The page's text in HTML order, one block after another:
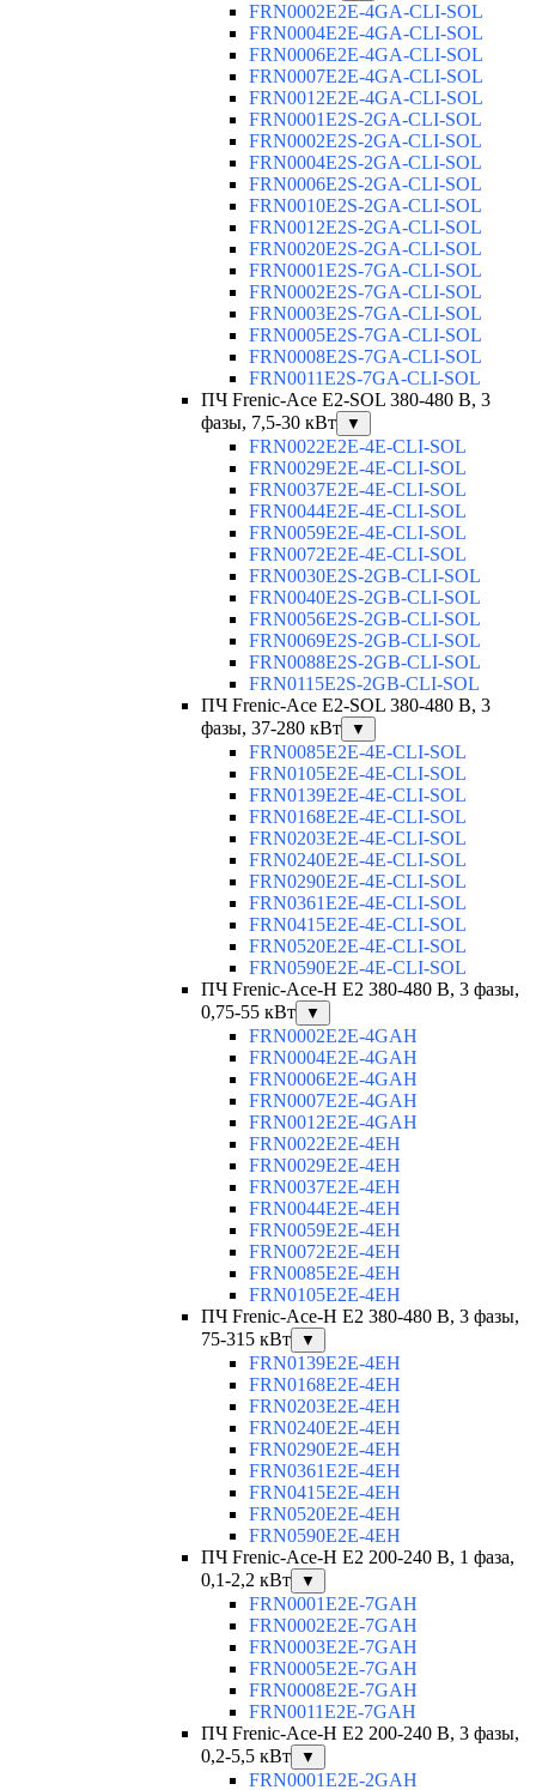
FRN0002E2E-4GA-CLI-SOL
FRN0004E2E-4GA-CLI-SOL
FRN0006E2E-4GA-CLI-SOL
FRN0007E2E-4GA-CLI-SOL
FRN0012E2E-4GA-CLI-SOL
FRN0001E2S-2GA-CLI-SOL
FRN0002E2S-2GA-CLI-SOL
FRN0004E2S-2GA-CLI-SOL
FRN0006E2S-2GA-CLI-SOL
FRN0010E2S-2GA-CLI-SOL
FRN0012E2S-2GA-CLI-SOL
FRN0020E2S-2GA-CLI-SOL
FRN0001E2S-7GA-CLI-SOL
FRN0002E2S-7GA-CLI-SOL
FRN0003E2S-7GA-CLI-SOL
FRN0005E2S-7GA-CLI-SOL
FRN0008E2S-7GA-CLI-SOL
FRN0011E2S-7GA-CLI-SOL
ПЧ Frenic-Ace E2-SOL 380-480 В, 3
фазы, 7,5-30 кВт
▼
FRN0022E2E-4E-CLI-SOL
FRN0029E2E-4E-CLI-SOL
FRN0037E2E-4E-CLI-SOL
FRN0044E2E-4E-CLI-SOL
FRN0059E2E-4E-CLI-SOL
FRN0072E2E-4E-CLI-SOL
FRN0030E2S-2GB-CLI-SOL
FRN0040E2S-2GB-CLI-SOL
FRN0056E2S-2GB-CLI-SOL
FRN0069E2S-2GB-CLI-SOL
FRN0088E2S-2GB-CLI-SOL
FRN0115E2S-2GB-CLI-SOL
ПЧ Frenic-Ace E2-SOL 380-480 В, 3
фазы, 37-280 кВт
▼
FRN0085E2E-4E-CLI-SOL
FRN0105E2E-4E-CLI-SOL
FRN0139E2E-4E-CLI-SOL
FRN0168E2E-4E-CLI-SOL
FRN0203E2E-4E-CLI-SOL
FRN0240E2E-4E-CLI-SOL
FRN0290E2E-4E-CLI-SOL
FRN0361E2E-4E-CLI-SOL
FRN0415E2E-4E-CLI-SOL
FRN0520E2E-4E-CLI-SOL
FRN0590E2E-4E-CLI-SOL
ПЧ Frenic-Ace-H E2 380-480 В, 3 фазы,
0,75-55 кВт
▼
FRN0002E2E-4GAH
FRN0004E2E-4GAH
FRN0006E2E-4GAH
FRN0007E2E-4GAH
FRN0012E2E-4GAH
FRN0022E2E-4EH
FRN0029E2E-4EH
FRN0037E2E-4EH
FRN0044E2E-4EH
FRN0059E2E-4EH
FRN0072E2E-4EH
FRN0085E2E-4EH
FRN0105E2E-4EH
ПЧ Frenic-Ace-H E2 380-480 В, 3 фазы,
75-315 кВт
▼
FRN0139E2E-4EH
FRN0168E2E-4EH
FRN0203E2E-4EH
FRN0240E2E-4EH
FRN0290E2E-4EH
FRN0361E2E-4EH
FRN0415E2E-4EH
FRN0520E2E-4EH
FRN0590E2E-4EH
ПЧ Frenic-Ace-H E2 200-240 В, 1 фаза,
0,1-2,2 кВт
▼
FRN0001E2E-7GAH
FRN0002E2E-7GAH
FRN0003E2E-7GAH
FRN0005E2E-7GAH
FRN0008E2E-7GAH
FRN0011E2E-7GAH
ПЧ Frenic-Ace-H E2 200-240 В, 3 фазы,
0,2-5,5 кВт
▼
FRN0001E2E-2GAH